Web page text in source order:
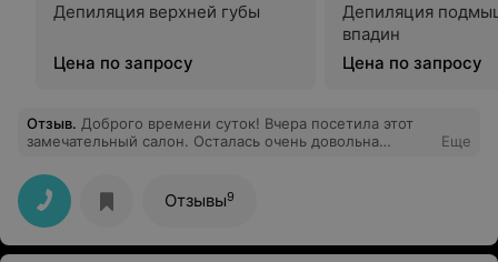
Депиляция верхней губы
Цена по запросу
Депиляция
впадин
Цена по запросу
Отзыв. Доброго времени суток! Вчера посетила этот
замечательный салон. Осталась очень довольна
бровей. Хочу выразить особую благодарность Ирине и
Ольге - настоящие профессионалы, и плюс ко всему
еще и очень позитивные, общительные и
доброжелательные люди! Теперь если салон, то
исключительно "Лекси"! Очень всем рекомендую!
Еще
Отзывы9